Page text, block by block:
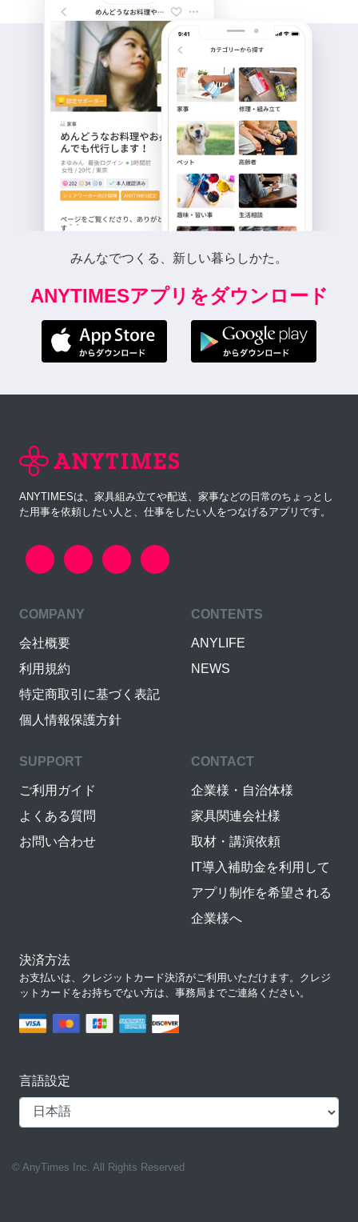
みんなでつくる、新しい暮らしかた。
ANYTIMESアプリをダウンロード
ANYTIMESは、家具組み立てや配送、家事などの日常のちょっとし
た用事を依頼したい人と、仕事をしたい人をつなげるアプリです。
COMPANY
会社概要
利用規約
特定商取引に基づく表記
個人情報保護方針
CONTENTS
ANYLIFE
NEWS
SUPPORT
ご利用ガイド
よくある質問
お問い合わせ
CONTACT
企業様・自治体様
家具関連会社様
取材・講演依頼
IT導入補助金を利用して
アプリ制作を希望される
企業様へ
決済方法
お支払いは、クレジットカード決済がご利用いただけます。クレジ
ットカードをお持ちでない方は、事務局までご連絡ください。
言語設定
© AnyTimes Inc. All Rights Reserved